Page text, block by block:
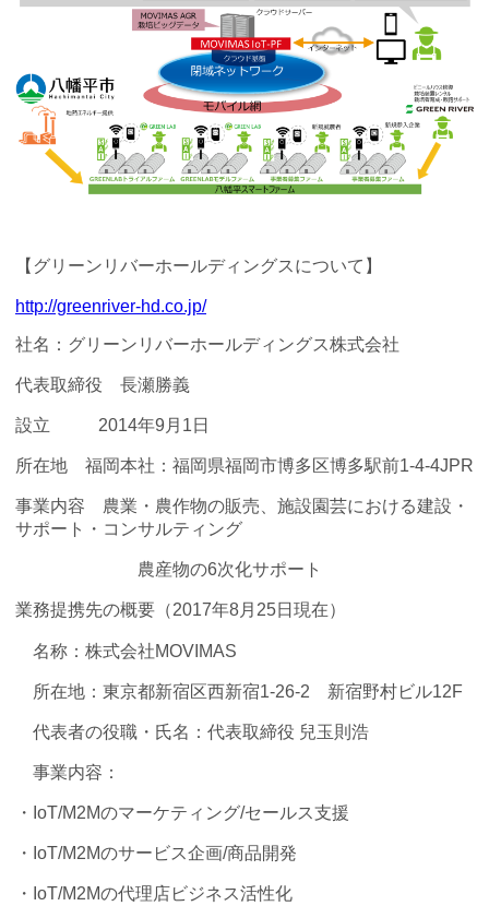
【グリーンリバーホールディングスについて】
http://greenriver-hd.co.jp/
社名：グリーンリバーホールディングス株式会社
代表取締役 長瀬勝義
設立 2014年9月1日
所在地 福岡本社：福岡県福岡市博多区博多駅前1-4-4JPR
事業内容 農業・農作物の販売、施設園芸における建設・
サポート・コンサルティング
農産物の6次化サポート
業務提携先の概要（2017年8月25日現在）
名称：株式会社MOVIMAS
所在地：東京都新宿区西新宿1-26-2 新宿野村ビル12F
代表者の役職・氏名：代表取締役 兒玉則浩
事業内容：
・IoT/M2Mのマーケティング/セールス支援
・IoT/M2Mのサービス企画/商品開発
・IoT/M2Mの代理店ビジネス活性化